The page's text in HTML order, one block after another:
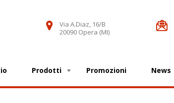
Via A.Diaz, 16/B
20090 Opera (MI)
Prodotti Promozioni News